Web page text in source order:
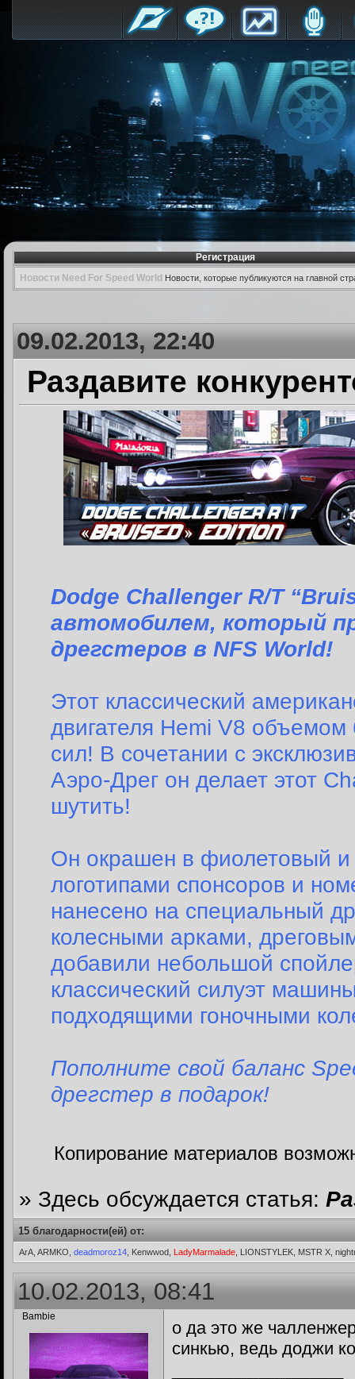
Регистрация
Новости Need For Speed World Новости, которые публикуются на главной
09.02.2013, 22:40
Раздавите
Dodge Challenger R/T
автомобилем, который
дрегстеров в NFS World!
Этот классический
двигателя Hemi V8
сил! В сочетании с
Аэро-Дрег он делает этот
шутить!
Он окрашен в фиолетовый
логотипами спонсоров и
нанесено на специальный
колесными арками,
добавили небольшой
классический силуэт
подходящими гоночными
Пополните свой баланс
дрегстер в подарок!
Копирование материалов
» Здесь обсуждается статья:
15 благодарности(ей) от:
ArA, ARMKO, deadmoroz14 , Kenwwod, LadyMarmalade , LIONSTYLEK, MSTR X,
10.02.2013, 08:41
Bambie
о да это же
синкью, ведь доджи